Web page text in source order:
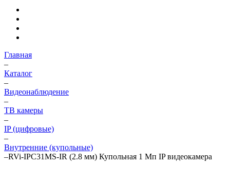
Главная
–
Каталог
–
Видеонаблюдение
–
ТВ камеры
–
IP (цифровые)
–
Внутренние (купольные)
–RVi-IPC31МS-IR (2.8 мм) Купольная 1 Мп IP видеокамера